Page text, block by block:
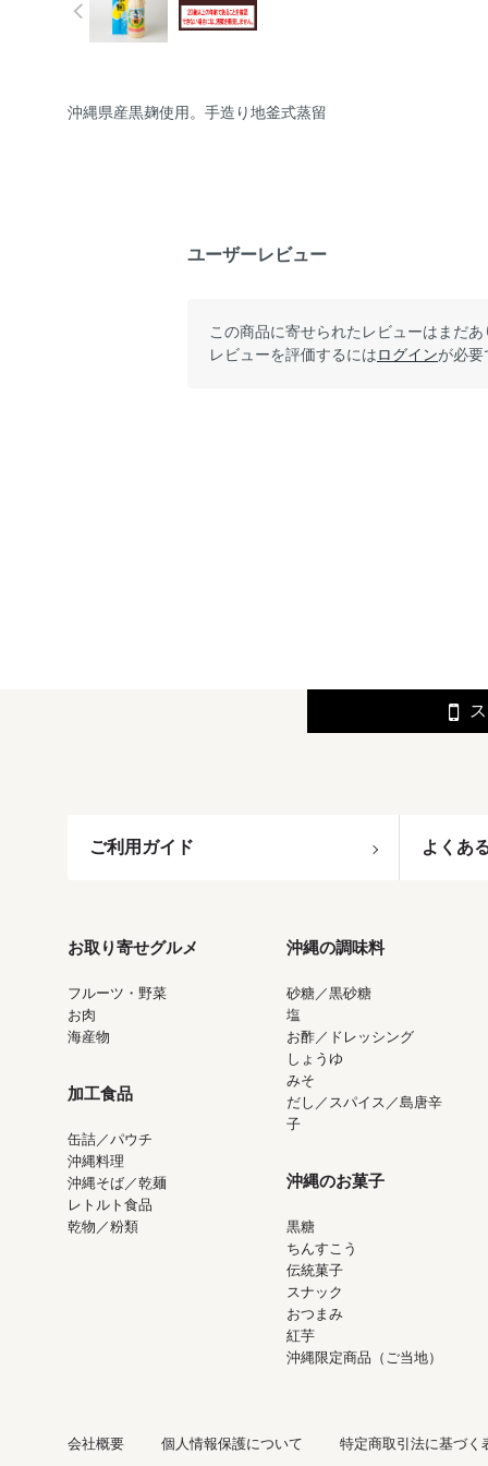
沖縄県産黒麹使用。手造り地釜式蒸留
ユーザーレビュー
この商品に寄せられたレビューはまだあ
レビューを評価するには ログインが必要
ご利用ガイド よくあ
お取り寄せグルメ
フルーツ・野菜
お肉
海産物
加工食品
缶詰／パウチ
沖縄料理
沖縄そば／乾麺
レトルト食品
乾物／粉類
沖縄の調味料
砂糖／黒砂糖
塩
お酢／ドレッシング
しょうゆ
みそ
だし／スパイス／島唐辛
子
沖縄のお菓子
黒糖
ちんすこう
伝統菓子
スナック
おつまみ
紅芋
沖縄限定商品（ご当地）
会社概要 個人情報保護について 特定商取引法に基づく